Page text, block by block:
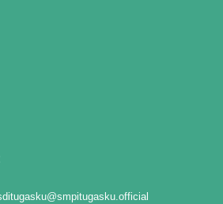
@smpitugasku.official